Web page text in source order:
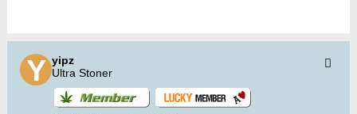
yipz
Ultra Stoner